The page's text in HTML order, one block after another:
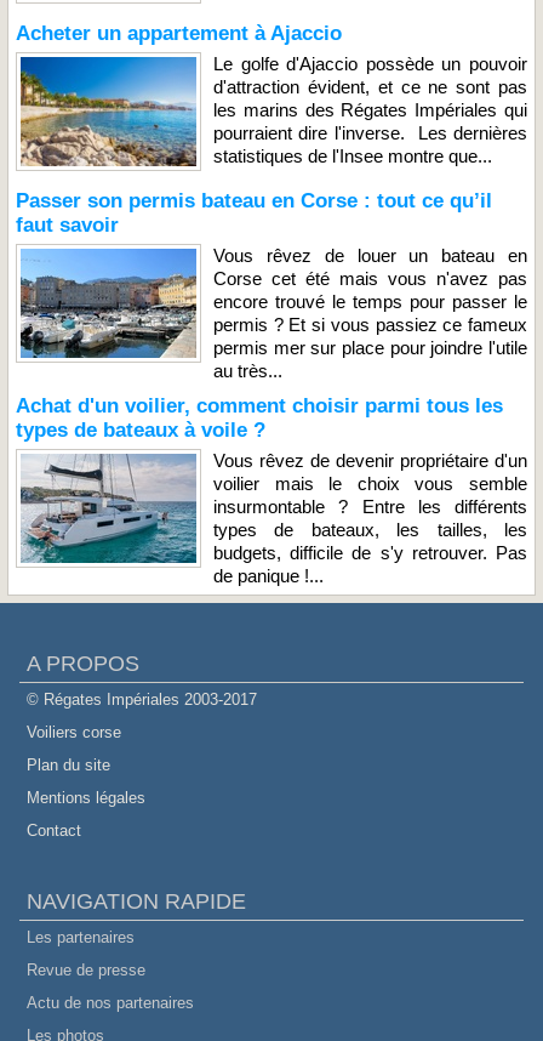
Acheter un appartement à Ajaccio
Le golfe d'Ajaccio possède un pouvoir
d'attraction évident, et ce ne sont pas
les marins des Régates Impériales qui
pourraient dire l'inverse. Les dernières
statistiques de l'Insee montre que...
Passer son permis bateau en Corse : tout ce qu’il
faut savoir
Vous rêvez de louer un bateau en
Corse cet été mais vous n'avez pas
encore trouvé le temps pour passer le
permis ? Et si vous passiez ce fameux
permis mer sur place pour joindre l'utile
au très...
Achat d'un voilier, comment choisir parmi tous les
types de bateaux à voile ?
Vous rêvez de devenir propriétaire d'un
voilier mais le choix vous semble
insurmontable ? Entre les différents
types de bateaux, les tailles, les
budgets, difficile de s'y retrouver. Pas
de panique !...
A PROPOS
© Régates Impériales 2003-2017
Voiliers corse
Plan du site
Mentions légales
Contact
NAVIGATION RAPIDE
Les partenaires
Revue de presse
Actu de nos partenaires
Les photos